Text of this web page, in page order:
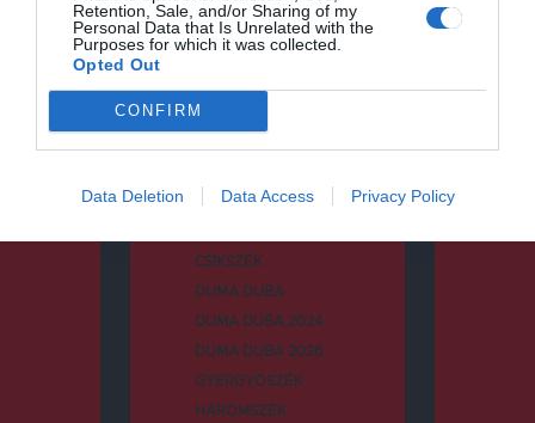
Retention, Sale, and/or Sharing of my
Personal Data that Is Unrelated with the
Purposes for which it was collected.
Opted Out
CONFIRM
Data Deletion Data Access Privacy Policy
Keresés:
Kategóriák
CSÍKSZÉK
DUMA DUBA
DUMA DUBA 2024
DUMA DUBA 2026
GYERGYÓSZÉK
HÁROMSZÉK